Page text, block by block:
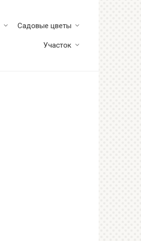
Садовые цветы
Участок